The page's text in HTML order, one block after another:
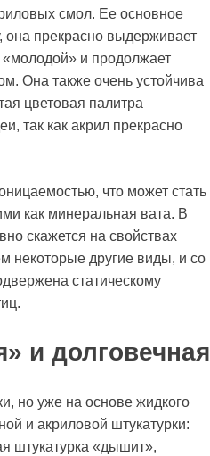
смол. Ее основное
она прекрасно выдерживает
и продолжает
Она также очень устойчива
цветовая палитра
так как акрил прекрасно
что может стать
как минеральная вата. В
скажется на свойствах
некоторые другие виды, и со
статическому
и долговечная
но уже на основе жидкого
и акриловой штукатурки:
штукатурка «дышит»,